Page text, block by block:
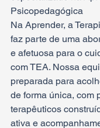
Psicopedagógica
Na Aprender, a
faz parte de uma
e afetuosa para o
com TEA. Nossa
preparada para
de forma única, com
terapêuticos
ativa e